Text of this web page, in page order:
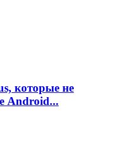
которые не
Android...